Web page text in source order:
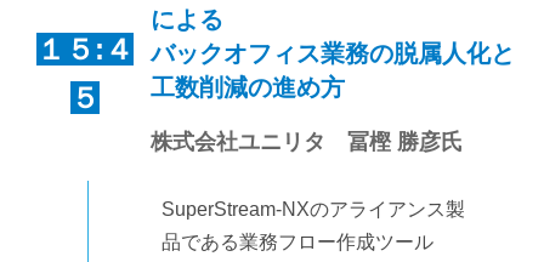
１５:４
５
による
バックオフィス業務の脱属人化と
工数削減の進め方
株式会社ユニリタ 冨樫 勝彦氏
SuperStream-NXのアライアンス製
品である業務フロー作成ツール